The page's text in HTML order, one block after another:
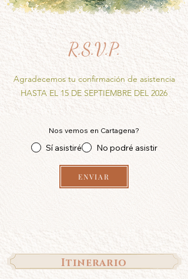
R.S.V.P.
Agradecemos tu confirmación de asistencia
HASTA EL 15 DE SEPTIEMBRE DEL 2026
Nos vemos en Cartagena?
Sí asistiré No podré asistir
ENVIAR
Itinerario